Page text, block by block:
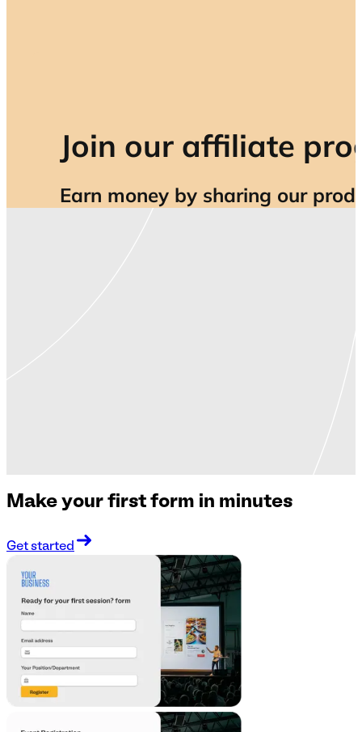
Make your first form in minutes
Get started